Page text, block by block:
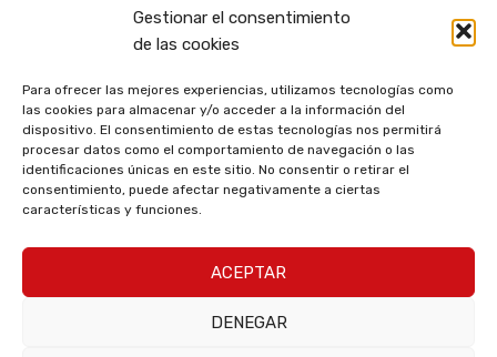
Gestionar el consentimiento
de las cookies
Para ofrecer las mejores experiencias, utilizamos tecnologías como
las cookies para almacenar y/o acceder a la información del
dispositivo. El consentimiento de estas tecnologías nos permitirá
procesar datos como el comportamiento de navegación o las
identificaciones únicas en este sitio. No consentir o retirar el
consentimiento, puede afectar negativamente a ciertas
características y funciones.
ACEPTAR
DENEGAR